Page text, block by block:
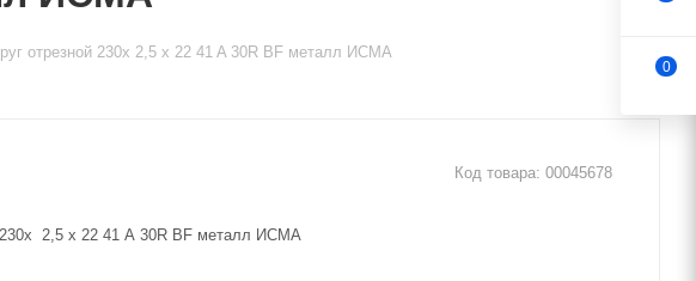
отрезной 230x 2,5 x 22 41 A 30R BF металл ИСМА
Код товара: 00045678
230x 2,5 x 22 41 A 30R BF металл ИСМА
0